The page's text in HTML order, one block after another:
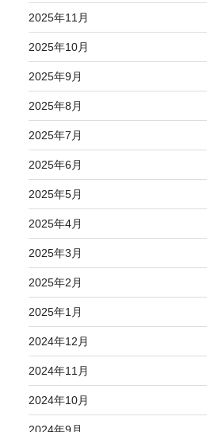
2025年11月
2025年10月
2025年9月
2025年8月
2025年7月
2025年6月
2025年5月
2025年4月
2025年3月
2025年2月
2025年1月
2024年12月
2024年11月
2024年10月